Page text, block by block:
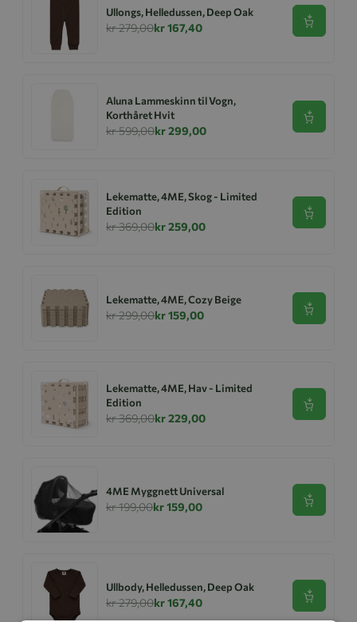
Ullongs, Helledussen, Deep Oak
kr 279,00kr 167,40 Se
Aluna Lammeskinn til Vogn,
Korthåret Hvit
kr 599,00kr 299,00
Se
Lekematte, 4ME, Skog - Limited
Edition
kr 369,00kr 259,00
Se
Lekematte, 4ME, Cozy Beige
kr 299,00kr 159,00 Se
Lekematte, 4ME, Hav - Limited
Edition
kr 369,00kr 229,00
Se
4ME Myggnett Universal
kr 199,00kr 159,00 Se
Ullbody, Helledussen, Deep Oak
kr 279,00kr 167,40 Se